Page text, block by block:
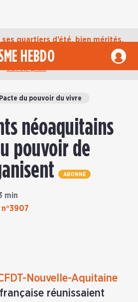
quartiers d’été, bien mérités,
septembre. D’ici là, retrouvez
sur notre compte Bluesky. En
HEBDO
Pacte du pouvoir du vivre
néoaquitains
pouvoir de
ABONNÉ
min
Nouvelle-Aquitaine
réunissaient